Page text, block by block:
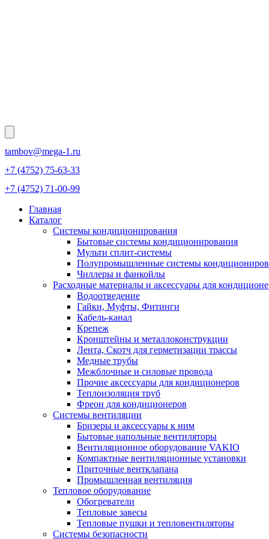
tambov@mega-1.ru
+7 (4752) 75-63-33
+7 (4752) 71-00-99
Главная
Каталог
Системы кондиционирования
Бытовые системы кондиционирования
Мульти сплит-системы
Полупромышленные системы
Чиллеры и фанкойлы
Расходные материалы и аксессуары для
Водоотведение
Гайки, Муфты, Фитинги
Кабель-канал
Крепеж
Кронштейны и металлоконструкции
Лента, Скотч для герметизации трассы
Медные трубы
Межблочные и силовые провода
Прочие аксессуары для кондиционеров
Теплоизоляция труб
Фреон для кондиционеров
Системы вентиляции
Бризеры и аксессуары к ним
Бытовые напольные вентиляторы
Вентиляционное оборудование VAKIO
Компактные вентиляционные установки
Приточные вентклапана
Промышленная вентиляция
Тепловое оборудование
Обогреватели
Тепловые завесы
Тепловые пушки и тепловентиляторы
Системы безопасности